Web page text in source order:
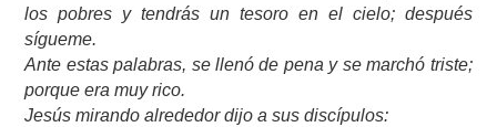
los pobres y tendrás un tesoro en el cielo; después
sígueme.
Ante estas palabras, se llenó de pena y se marchó triste;
porque era muy rico.
Jesús mirando alrededor dijo a sus discípulos: